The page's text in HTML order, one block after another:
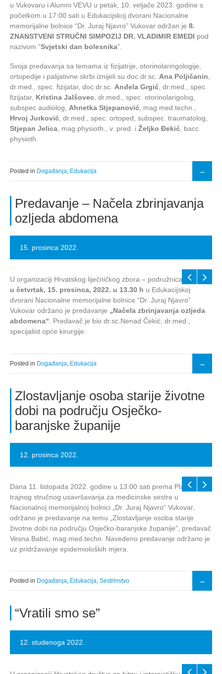
u Vukovaru i Alumni VEVU u petak, 10. veljače 2023. godine s
početkom u 17:00 sati u Edukacijskoj dvorani Nacionalne
memorijalne bolnice “Dr. Juraj Njavro” Vukovar održan je 8.
ZNANSTVENI STRUČNI SIMPOZIJ DR. VLADIMIR EMEDI pod
nazivom “Svjetski dan bolesnika”.
Svoja predavanja sa temama iz fizijatrije, otorinolaringologije,
ortopedije i palijativne skrbi iznijeli su doc.dr.sc. Ana Poljičanin,
dr.med., spec. fizijatar, doc.dr.sc. Anđela Grgić, dr.med., spec.
fizijatar, Kristina Jalšovec, dr.med., spec. otorinolarigolog,
subspec audiolog, Ahnetka Stjepanović, mag.med.techn.,
Hrvoj Jurković, dr.med., spec. ortoped, subspec. traumatolog,
Stjepan Jelica, mag.physioth., v. pred. i Željko Đekić, bacc.
physioth.
Posted in Događanja, Edukacija
Predavanje – Načela zbrinjavanja
ozljeda abdomena
15. prosinca 2022.
U organizaciji Hrvatskog liječničkog zbora – podružnica Vukovar
u četvrtak, 15. prosinca, 2022. u 13.30 h u Edukacijskoj
dvorani Nacionalne memorijalne bolnice “Dr. Juraj Njavro”
Vukovar održano je predavanje „Načela zbrinjavanja ozljeda
abdomena“ . Predavač je bio dr.sc.Nenad Čekić, dr.med.,
specijalist opće kirurgije.
Posted in Događanja Edukacija
Zlostavljanje osoba starije životne
dobi na području Osječko-
baranjske županije
12. prosinca 2022.
Dana 11. listopada 2022. godine u 13:00 sati prema Planu
trajnog stručnog usavršavanja za medicinske sestre u
Nacionalnoj memorijalnoj bolnici „Dr. Juraj Njavro“ Vukovar,
održano je predavanje na temu „Zlostavljanje osoba starije
životne dobi na području Osječko-baranjske županije“, predavač
Vesna Babić, mag.med.techn. Navedeno predavanje održano je
uz pridržavanje epidemioloških mjera.
Posted in Događanja, Edukacija, Sestrinstvo
“Vratili smo se”
12. studenoga 2022.